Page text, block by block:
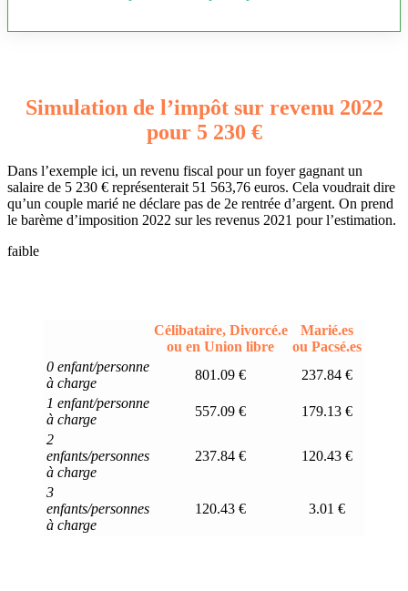
Simulation de l’impôt sur revenu 2022
pour 5 230 €
Dans l’exemple ici, un revenu fiscal pour un foyer gagnant un
salaire de 5 230 € représenterait 51 563,76 euros. Cela voudrait dire
qu’un couple marié ne déclare pas de 2e rentrée d’argent. On prend
le barème d’imposition 2022 sur les revenus 2021 pour l’estimation.
faible
Célibataire, Divorcé.e
ou en Union libre
Marié.es
ou Pacsé.es
0 enfant/personne
à charge
801.09 €
237.84 €
1 enfant/personne
à charge
557.09 €
179.13 €
2
enfants/personnes
à charge
237.84 € 120.43 €
3
enfants/personnes
à charge
120.43 € 3.01 €